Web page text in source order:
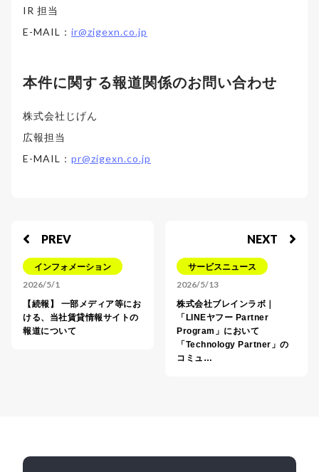
IR 担当
E-MAIL： ir@zigexn.co.jp
本件に関する報道関係のお問い合わせ
株式会社じげん
広報担当
E-MAIL： pr@zigexn.co.jp
PREV
インフォメーション
2026/5/1
【続報】 一部メディア等にお
ける、当社賃貸情報サイトの
報道について
NEXT
サービスニュース
2026/5/13
株式会社ブレインラボ｜
「LINEヤフー Partner
Program」において
「Technology Partner」の
コミュ…